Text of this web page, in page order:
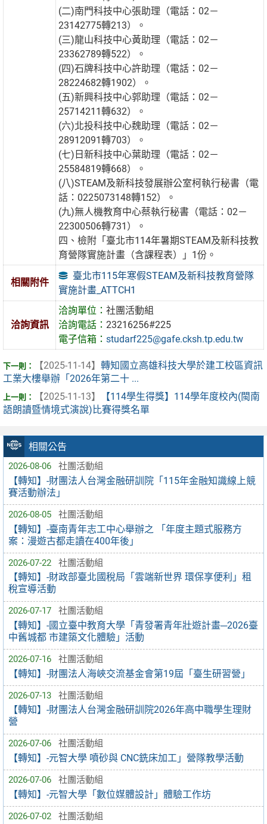
相關公告
2026-08-06 社團活動組
【轉知】-財團法人台灣金融研訓院「115年金融知識線上競
賽活動辦法」
2026-08-05 社團活動組
【轉知】-臺南青年志工中心舉辦之 「年度主題式服務方
案：漫遊古都走讀在400年後」
2026-07-22 社團活動組
【轉知】-財政部臺北國稅局「雲端新世界 環保享便利」租
稅宣導活動
2026-07-17 社團活動組
【轉知】-國立臺中教育大學「青發署青年壯遊計畫─2026臺
中舊城都 市建築文化體驗」活動
2026-07-16 社團活動組
【轉知】-財團法人海峽交流基金會第19屆「臺生研習營」
2026-07-13 社團活動組
【轉知】-財團法人台灣金融研訓院2026年高中職學生理財
營
2026-07-06 社團活動組
【轉知】-元智大學 噴砂與 CNC銑床加工」營隊教學活動
2026-07-06 社團活動組
【轉知】-元智大學「數位媒體設計」體驗工作坊
2026-07-02 社團活動組
(二)南門科技中心張助理（電話：02－
23142775轉213）。
(三)龍山科技中心黃助理（電話：02－
23362789轉522）。
(四)石牌科技中心許助理（電話：02－
28224682轉1902）。
(五)新興科技中心郭助理（電話：02－
25714211轉632）。
(六)北投科技中心魏助理（電話：02－
28912091轉703）。
(七)日新科技中心葉助理（電話：02－
25584819轉668）。
(八)STEAM及新科技發展辦公室柯執行秘書（電
話：0225073148轉152）。
(九)無人機教育中心蔡執行秘書（電話：02－
22300506轉731）。
四、檢附「臺北市114年暑期STEAM及新科技教
育營隊實施計畫（含課程表）」1份。
相關附件
臺北市115年寒假STEAM及新科技教育營隊
實施計畫_ATTCH1
洽詢資訊
洽詢單位：社團活動組
洽詢電話：23216256#225
電子信箱：studarf225@gafe.cksh.tp.edu.tw
【2025-11-14】 轉知國立高雄科技大學於建工校區資訊
工業大樓舉辦「2026年第二十 ...
【2025-11-13】
【114學生得獎】114學年度校內(閩南
語朗讀暨情境式演說)比賽得獎名單